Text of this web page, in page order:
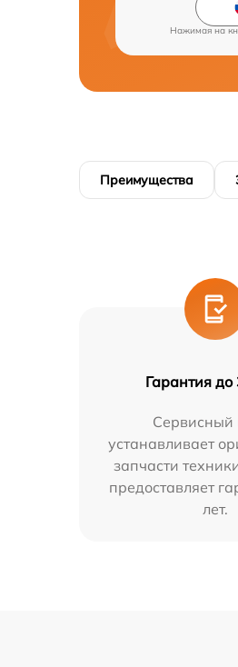
Нажимая на
Преимущества
Гарантия до
Сервисный
устанавливает
запчасти
предоставляет
лет.